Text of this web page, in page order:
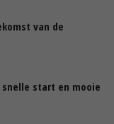
van de
snelle start en mooie